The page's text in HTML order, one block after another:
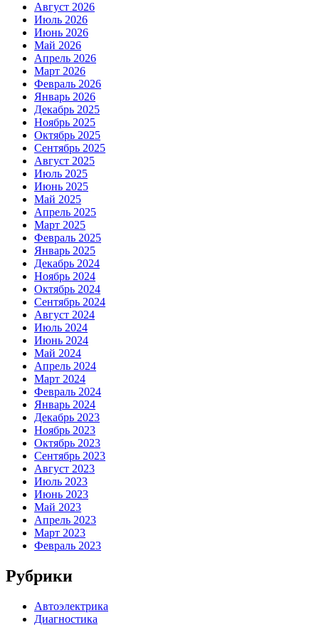
Август 2026
Июль 2026
Июнь 2026
Май 2026
Апрель 2026
Март 2026
Февраль 2026
Январь 2026
Декабрь 2025
Ноябрь 2025
Октябрь 2025
Сентябрь 2025
Август 2025
Июль 2025
Июнь 2025
Май 2025
Апрель 2025
Март 2025
Февраль 2025
Январь 2025
Декабрь 2024
Ноябрь 2024
Октябрь 2024
Сентябрь 2024
Август 2024
Июль 2024
Июнь 2024
Май 2024
Апрель 2024
Март 2024
Февраль 2024
Январь 2024
Декабрь 2023
Ноябрь 2023
Октябрь 2023
Сентябрь 2023
Август 2023
Июль 2023
Июнь 2023
Май 2023
Апрель 2023
Март 2023
Февраль 2023
Рубрики
Автоэлектрика
Диагностика